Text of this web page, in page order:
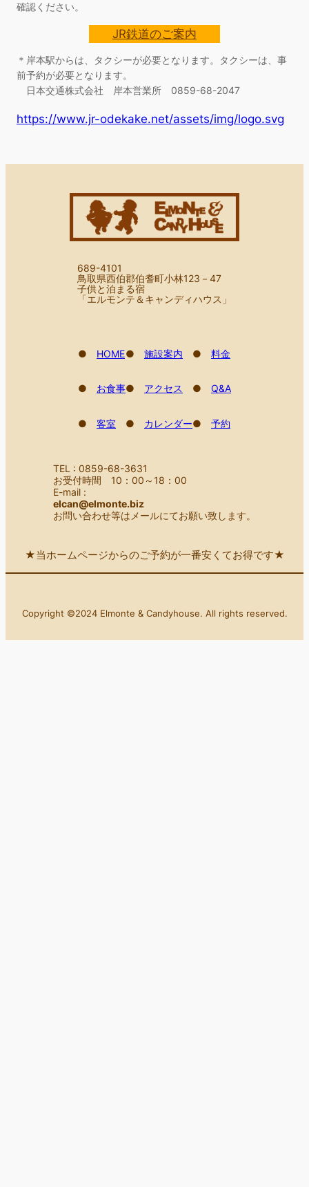
確認ください。
JR鉄道のご案内
＊岸本駅からは、タクシーが必要となります。タクシーは、事
前予約が必要となります。
日本交通株式会社 岸本営業所 0859-68-2047
https://www.jr-odekake.net/assets/img/logo.svg
689-4101
鳥取県西伯郡伯耆町小林123－47
子供と泊まる宿
「エルモンテ＆キャンディハウス」
● HOME
● お食事
● 客室
● 施設案内
● アクセス
● カレンダー
● 料金
● Q&A
● 予約
TEL : 0859-68-3631
お受付時間 10：00～18：00
E-mail :
elcan@elmonte.biz
お問い合わせ等はメールにてお願い致します。
★当ホームページからのご予約が一番安くてお得です★
Copyright ©2024 Elmonte & Candyhouse. All rights reserved.